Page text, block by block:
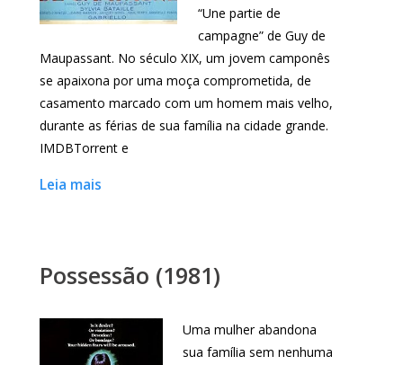
“Une partie de
campagne” de Guy de
Maupassant. No século XIX, um jovem camponês
se apaixona por uma moça comprometida, de
casamento marcado com um homem mais velho,
durante as férias de sua família na cidade grande.
IMDBTorrent e
Leia mais
Possessão (1981)
Uma mulher abandona
sua família sem nenhuma